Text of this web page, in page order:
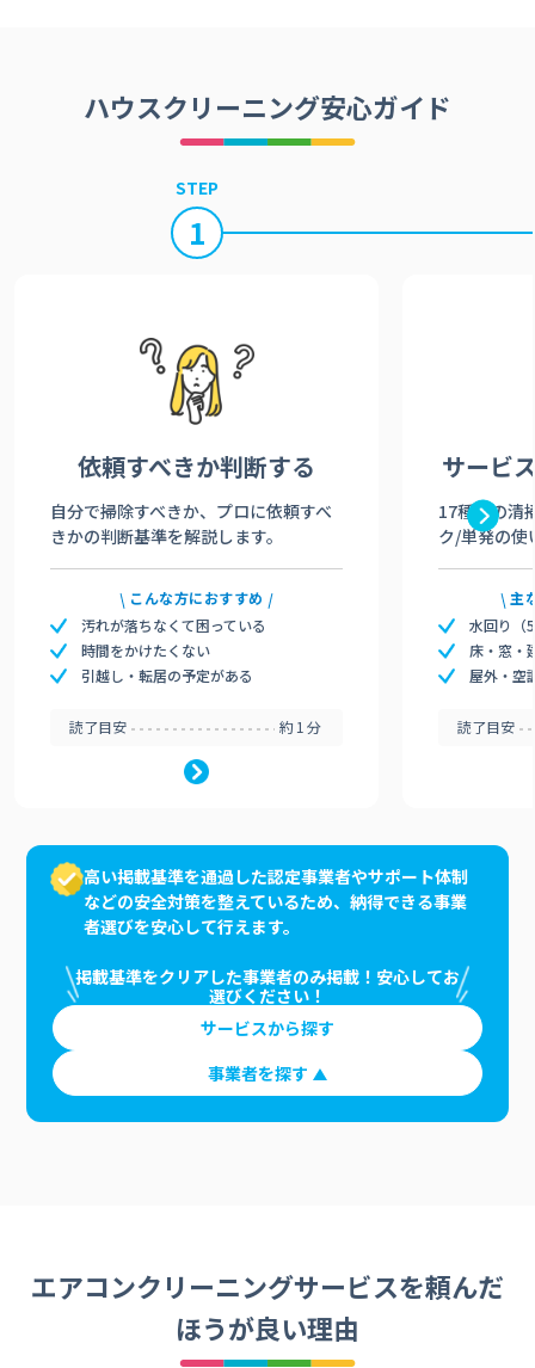
ハウスクリーニング安心ガイド
STEP
1
依頼すべきか判断する
自分で掃除すべきか、プロに依頼すべ
きかの判断基準を解説します。
こんな方におすすめ
汚れが落ちなくて困っている
時間をかけたくない
引越し・転居の予定がある
読了目安 約1分
サービ
17種類の清
ク/単発の使
主
水回り（
床・窓・
屋外・空
読了目安
高い掲載基準を通過した認定事業者やサポート体制
などの安全対策を整えているため、納得できる事業
者選びを安心して行えます。
掲載基準をクリアした事業者のみ掲載！安心してお
選びください！
サービスから探す
事業者を探す
エアコンクリーニングサービスを頼んだ
ほうが良い理由